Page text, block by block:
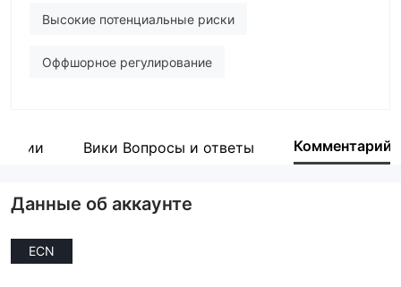
Высокие потенциальные риски
Оффшорное регулирование
Вики Вопросы и ответы Комментарий
Данные об аккаунте
ECN